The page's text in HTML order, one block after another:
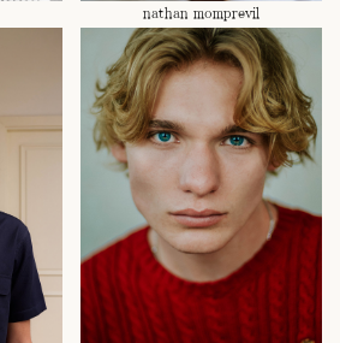
nathan momprevil